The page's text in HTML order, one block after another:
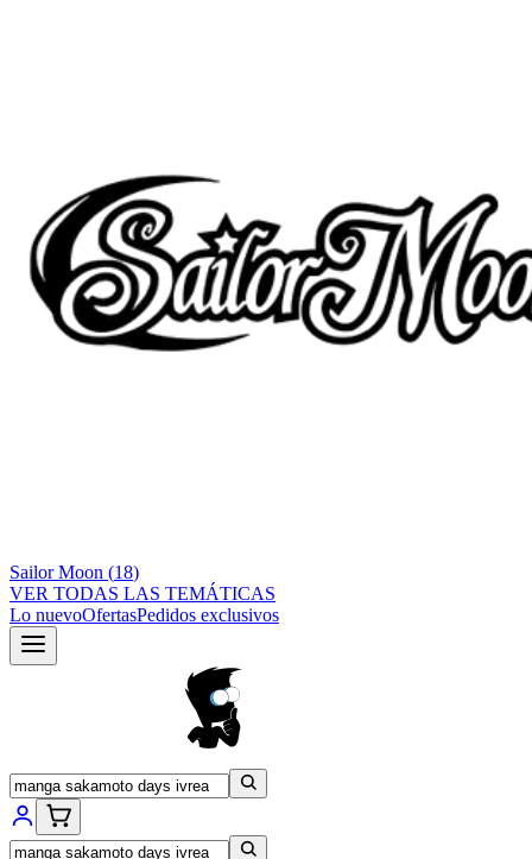
Sailor Moon (18)
VER TODAS LAS TEMÁTICAS
Lo nuevoOfertasPedidos exclusivos